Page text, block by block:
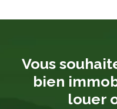
Vous
bien
louer